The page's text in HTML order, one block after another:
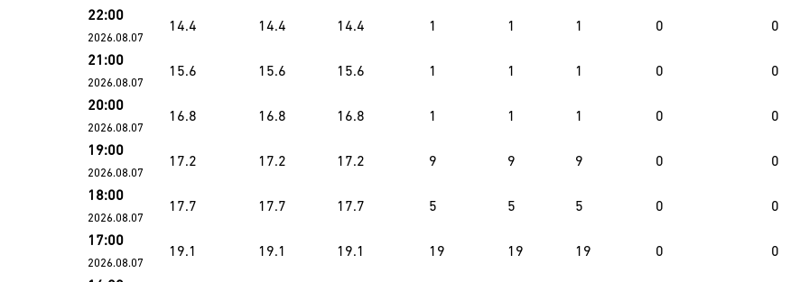
22:00
2026.08.07
14.4 14.4 14.4 1 1 1 0 0
21:00
2026.08.07
15.6 15.6 15.6 1 1 1 0 0
20:00
2026.08.07
16.8 16.8 16.8 1 1 1 0 0
19:00
2026.08.07
17.2 17.2 17.2 9 9 9 0 0
18:00
2026.08.07
17.7 17.7 17.7 5 5 5 0 0
17:00
2026.08.07
19.1 19.1 19.1 19 19 19 0 0